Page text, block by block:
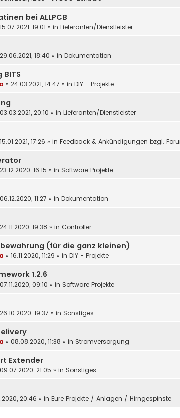
bei ALLPCB
15.07.2021, 19:01 » in Lieferanten/Dienstleister
29.06.2021, 18:40 » in Dokumentation
» 24.03.2021, 14:47 » in DIY - Projekte
03.03.2021, 20:10 » in Lieferanten/Dienstleister
15.01.2021, 17:26 » in Feedback & Ankündigungen bzgl.
23.12.2020, 16:15 » in Software Projekte
06.12.2020, 11:27 » in Dokumentation
24.11.2020, 19:38 » in Controller
(für die ganz kleinen)
» 16.11.2020, 11:29 » in DIY - Projekte
1.2.6
07.11.2020, 09:10 » in Software Projekte
26.10.2020, 19:37 » in Sonstiges
» 08.08.2020, 11:38 » in Stromversorgung
Extender
09.07.2020, 21:05 » in Sonstiges
20:46 » in Eure Projekte / Anlagen / Hirngespinste